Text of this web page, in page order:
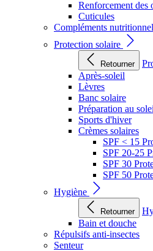
Renforcement des
Cuticules
Compléments
Protection solaire
Retourner
Après-soleil
Lèvres
Banc solaire
Préparation au
Sports d'hiver
Crèmes solaires
SPF < 15
SPF 20-25
SPF 30
SPF 50
Hygiène
Retourner
Bain et douche
Répulsifs anti-insectes
Senteur